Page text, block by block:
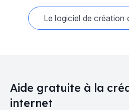
Le logiciel de création
Aide gratuite à la
internet